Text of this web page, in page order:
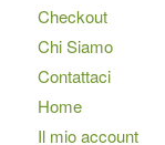
Checkout
Chi Siamo
Contattaci
Home
Il mio account